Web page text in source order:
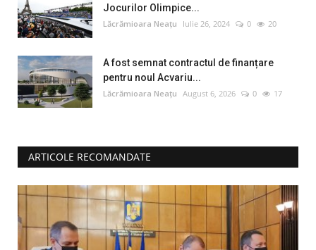
Jocurilor Olimpice...
Lăcrămioara Neațu Iulie 26, 2024 0 20
A fost semnat contractul de finanțare
pentru noul Acvariu...
Lăcrămioara Neațu August 6, 2026 0 17
ARTICOLE RECOMANDATE